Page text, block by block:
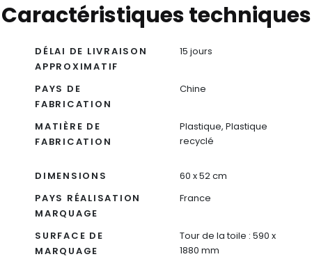
Caractéristiques techniques
DÉLAI DE LIVRAISON
APPROXIMATIF
15 jours
PAYS DE
FABRICATION
Chine
MATIÈRE DE
FABRICATION
Plastique, Plastique
recyclé
DIMENSIONS
60 x 52 cm
PAYS RÉALISATION
MARQUAGE
France
SURFACE DE
MARQUAGE
Tour de la toile : 590 x
1880 mm